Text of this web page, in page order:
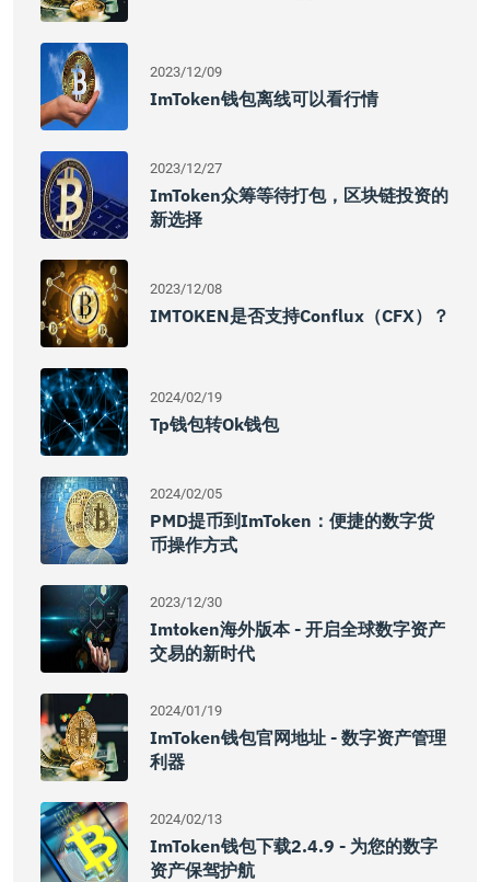
2023/12/09
ImToken钱包离线可以看行情
2023/12/27
ImToken众筹等待打包，区块链投资的
新选择
2023/12/08
IMTOKEN是否支持Conflux（CFX）？
2024/02/19
Tp钱包转ok钱包
2024/02/05
PMD提币到imToken：便捷的数字货
币操作方式
2023/12/30
Imtoken海外版本 - 开启全球数字资产
交易的新时代
2024/01/19
ImToken钱包官网地址 - 数字资产管理
利器
2024/02/13
ImToken钱包下载2.4.9 - 为您的数字
资产保驾护航